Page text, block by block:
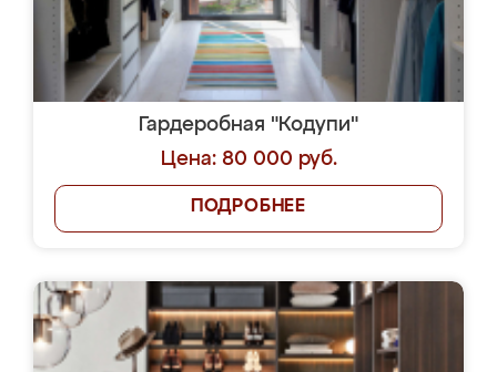
Гардеробная "Кодупи"
Цена: 80 000 руб.
ПОДРОБНЕЕ